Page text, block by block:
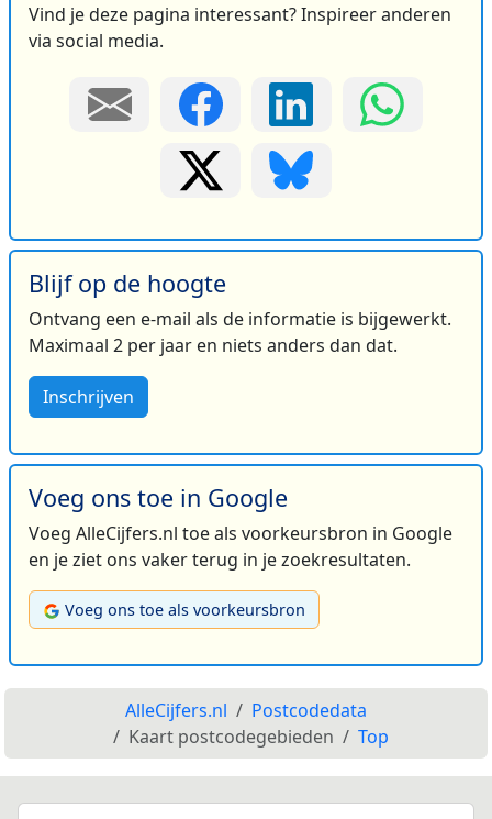
Vind je deze pagina interessant? Inspireer anderen
via social media.
Blijf op de hoogte
Ontvang een e-mail als de informatie is bijgewerkt.
Maximaal 2 per jaar en niets anders dan dat.
Inschrijven
Voeg ons toe in Google
Voeg AlleCijfers.nl toe als voorkeursbron in Google
en je ziet ons vaker terug in je zoekresultaten.
Voeg ons toe als voorkeursbron
AlleCijfers.nl
Postcodedata
Kaart postcodegebieden
Top